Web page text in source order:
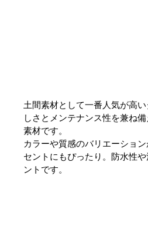
土間素材として一番人気が高
しさとメンテナンス性を兼ね
素材です。
カラーや質感のバリエーショ
セントにもぴったり。防水性
ントです。